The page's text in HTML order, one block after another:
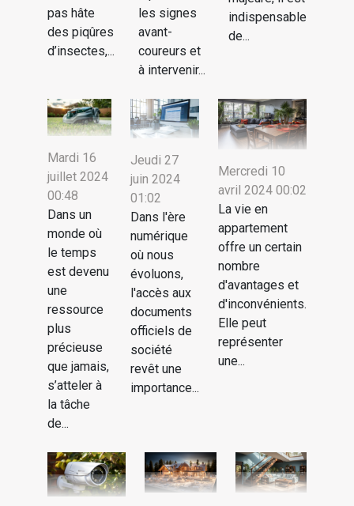
pas hâte
des piqûres
d’insectes,...
les signes
avant-
coureurs et
à intervenir...
indispensable
de...
Mardi 16
juillet 2024
00:48
Dans un
monde où
le temps
est devenu
une
ressource
plus
précieuse
que jamais,
s’atteler à
la tâche
de...
Jeudi 27
juin 2024
01:02
Dans l'ère
numérique
où nous
évoluons,
l'accès aux
documents
officiels de
société
revêt une
importance...
Mercredi 10
avril 2024 00:02
La vie en
appartement
offre un certain
nombre
d'avantages et
d'inconvénients.
Elle peut
représenter
une...